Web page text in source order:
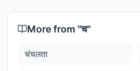
More from "च"
चंचलता